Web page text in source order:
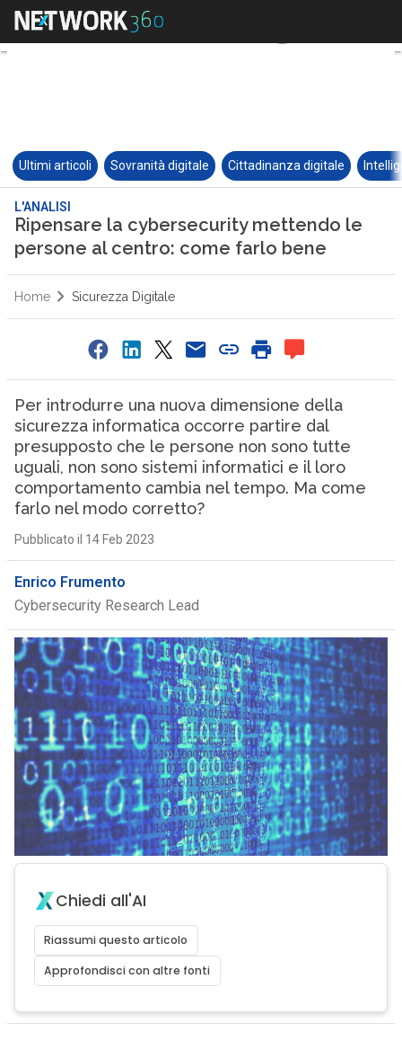
Ultimi articoli Sovranità digitale Cittadinanza digitale
L'ANALISI
Ripensare la cybersecurity mettendo le
persone al centro: come farlo bene
Home Sicurezza Digitale
Per introdurre una nuova dimensione della
sicurezza informatica occorre partire dal
presupposto che le persone non sono tutte
uguali, non sono sistemi informatici e il loro
comportamento cambia nel tempo. Ma come
farlo nel modo corretto?
Pubblicato il 14 Feb 2023
Enrico Frumento
Cybersecurity Research Lead
Chiedi all'AI
Riassumi questo articolo
Approfondisci con altre fonti